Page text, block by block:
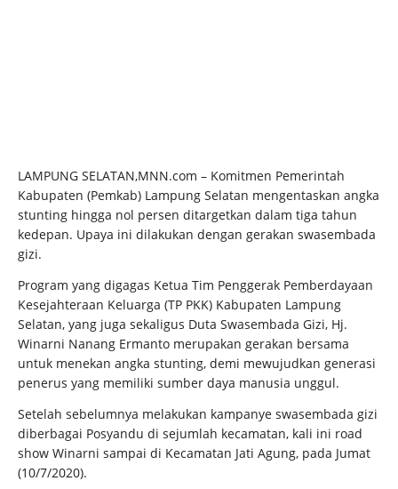
LAMPUNG SELATAN,MNN.com – Komitmen Pemerintah
Kabupaten (Pemkab) Lampung Selatan mengentaskan angka
stunting hingga nol persen ditargetkan dalam tiga tahun
kedepan. Upaya ini dilakukan dengan gerakan swasembada
gizi.
Program yang digagas Ketua Tim Penggerak Pemberdayaan
Kesejahteraan Keluarga (TP PKK) Kabupaten Lampung
Selatan, yang juga sekaligus Duta Swasembada Gizi, Hj.
Winarni Nanang Ermanto merupakan gerakan bersama
untuk menekan angka stunting, demi mewujudkan generasi
penerus yang memiliki sumber daya manusia unggul.
Setelah sebelumnya melakukan kampanye swasembada gizi
diberbagai Posyandu di sejumlah kecamatan, kali ini road
show Winarni sampai di Kecamatan Jati Agung, pada Jumat
(10/7/2020).